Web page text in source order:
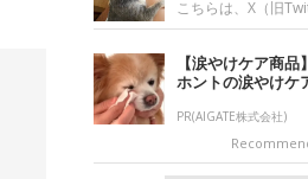
めたそうです。眠
@Pkndg_
犬・小次郎くん（
は、飼い主さんの
日、飼い主さんは
中、妹さんと公園で
ージの隅で不安そう
アちゃん。
のは、X（旧Twitter
@nemonemotosさ
ゃん（撮影当時、生
主さんが「#最初に
稿した写真には、
表情を浮かべるシ
やかな暮らしが続
こちらは、X（旧
kotubusuke617さ
っているのは、愛
（本名：こつぶち
の腕にしがみつくつ
才）＠
ついて伺うと、飼
れました。飼い主
【涙やけケア商品
ホントの涙やけケ
PR(AIGATE株式会社)